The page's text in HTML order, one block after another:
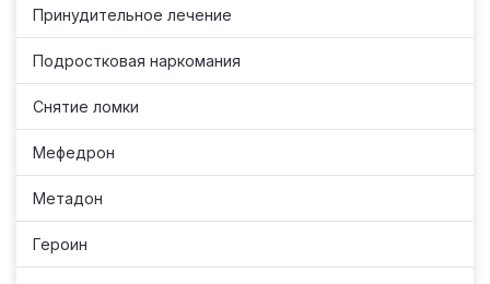
Принудительное лечение
Подростковая наркомания
Снятие ломки
Мефедрон
Метадон
Героин